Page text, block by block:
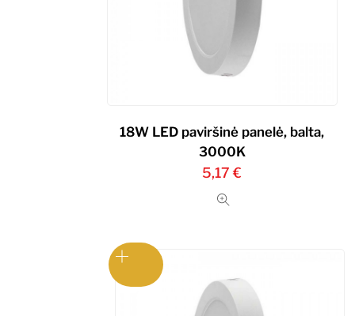
18W LED paviršinė panelė, balta,
3000K
5,17€